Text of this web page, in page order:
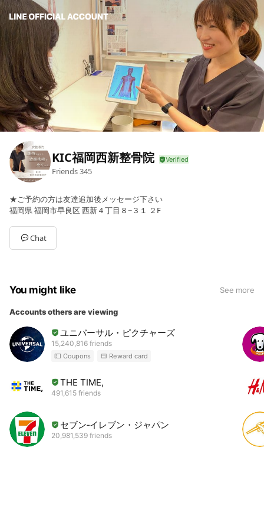
KIC福岡西新整骨院
Friends345
★ご予約の方は友達追加後メッセージ下さい
福岡県 福岡市早良区 西新４丁目８−３１ ２F
Chat
You might like See more
Accounts others are viewing
ユニバーサル・ピクチャーズ
15,240,816 friends
Coupons Reward card
THE TIME,
491,615 friends
セブン‐イレブン・ジャパン
20,981,539 friends